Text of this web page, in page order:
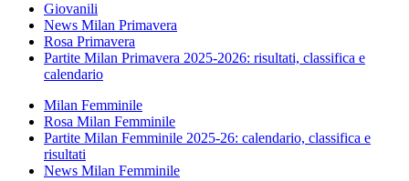
Giovanili
News Milan Primavera
Rosa Primavera
Partite Milan Primavera 2025-2026: risultati, classifica e
calendario
Milan Femminile
Rosa Milan Femminile
Partite Milan Femminile 2025-26: calendario, classifica e
risultati
News Milan Femminile